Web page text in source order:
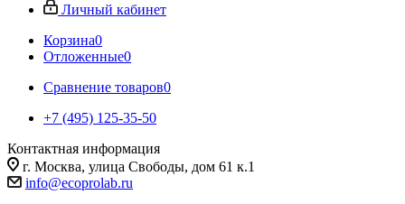
Личный кабинет
Корзина0
Отложенные0
Сравнение товаров0
+7 (495) 125-35-50
Контактная информация
г. Москва, улица Свободы, дом 61 к.1
info@ecoprolab.ru